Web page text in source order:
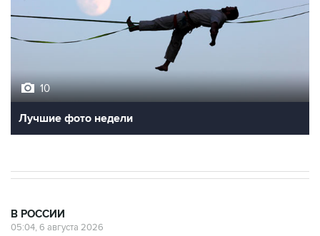
10
Лучшие фото недели
В РОССИИ
05:04, 6 августа 2026